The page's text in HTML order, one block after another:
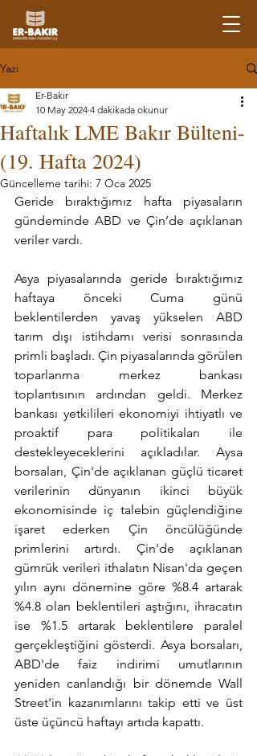
Yazı
Haftalık LME Bakır Bülteni-
(19. Hafta 2024)
Er-Bakır
10 May 2024 4 dakikada okunur
Güncelleme tarihi: 7 Oca 2025
Geride bıraktığımız hafta piyasaların
gündeminde ABD ve Çin’de açıklanan
veriler vardı.
Asya piyasalarında geride bıraktığımız
haftaya önceki Cuma günü
beklentilerden yavaş yükselen ABD
tarım dışı istihdamı verisi sonrasında
primli başladı. Çin piyasalarında görülen
toparlanma merkez bankası
toplantısının ardından geldi. Merkez
bankası yetkilileri ekonomiyi ihtiyatlı ve
proaktif para politikaları ile
destekleyeceklerini açıkladılar. Aysa
borsaları, Çin'de açıklanan güçlü ticaret
verilerinin dünyanın ikinci büyük
ekonomisinde iç talebin güçlendiğine
işaret ederken Çin öncülüğünde
primlerini artırdı. Çin'de açıklanan
gümrük verileri ithalatın Nisan'da geçen
yılın aynı dönemine göre %8.4 artarak
%4.8 olan beklentileri aştığını, ihracatın
ise %1.5 artarak beklentilere paralel
gerçekleştiğini gösterdi. Asya borsaları,
ABD'de faiz indirimi umutlarının
yeniden canlandığı bir dönemde Wall
Street'in kazanımlarını takip etti ve üst
üste üçüncü haftayı artıda kapattı.